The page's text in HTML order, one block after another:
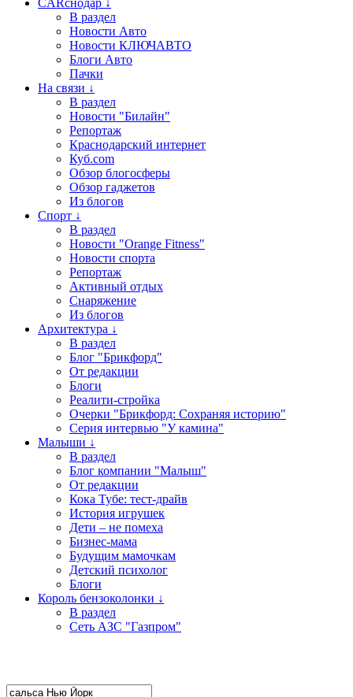
CARснодар ↓
В раздел
Новости Авто
Новости КЛЮЧАВТО
Блоги Авто
Пачки
На связи ↓
В раздел
Новости "Билайн"
Репортаж
Краснодарский интернет
Куб.com
Обзор блогосферы
Обзор гаджетов
Из блогов
Спорт ↓
В раздел
Новости "Orange Fitness"
Новости спорта
Репортаж
Активный отдых
Снаряжение
Из блогов
Архитектура ↓
В раздел
Блог "Брикфорд"
От редакции
Блоги
Реалити-стройка
Очерки "Брикфорд: Сохраняя историю"
Серия интервью "У камина"
Малыши ↓
В раздел
Блог компании "Малыш"
От редакции
Кока Тубе: тест-драйв
История игрушек
Дети – не помеха
Бизнес-мама
Будущим мамочкам
Детский психолог
Блоги
Король бензоколонки ↓
В раздел
Сеть АЗС "Газпром"